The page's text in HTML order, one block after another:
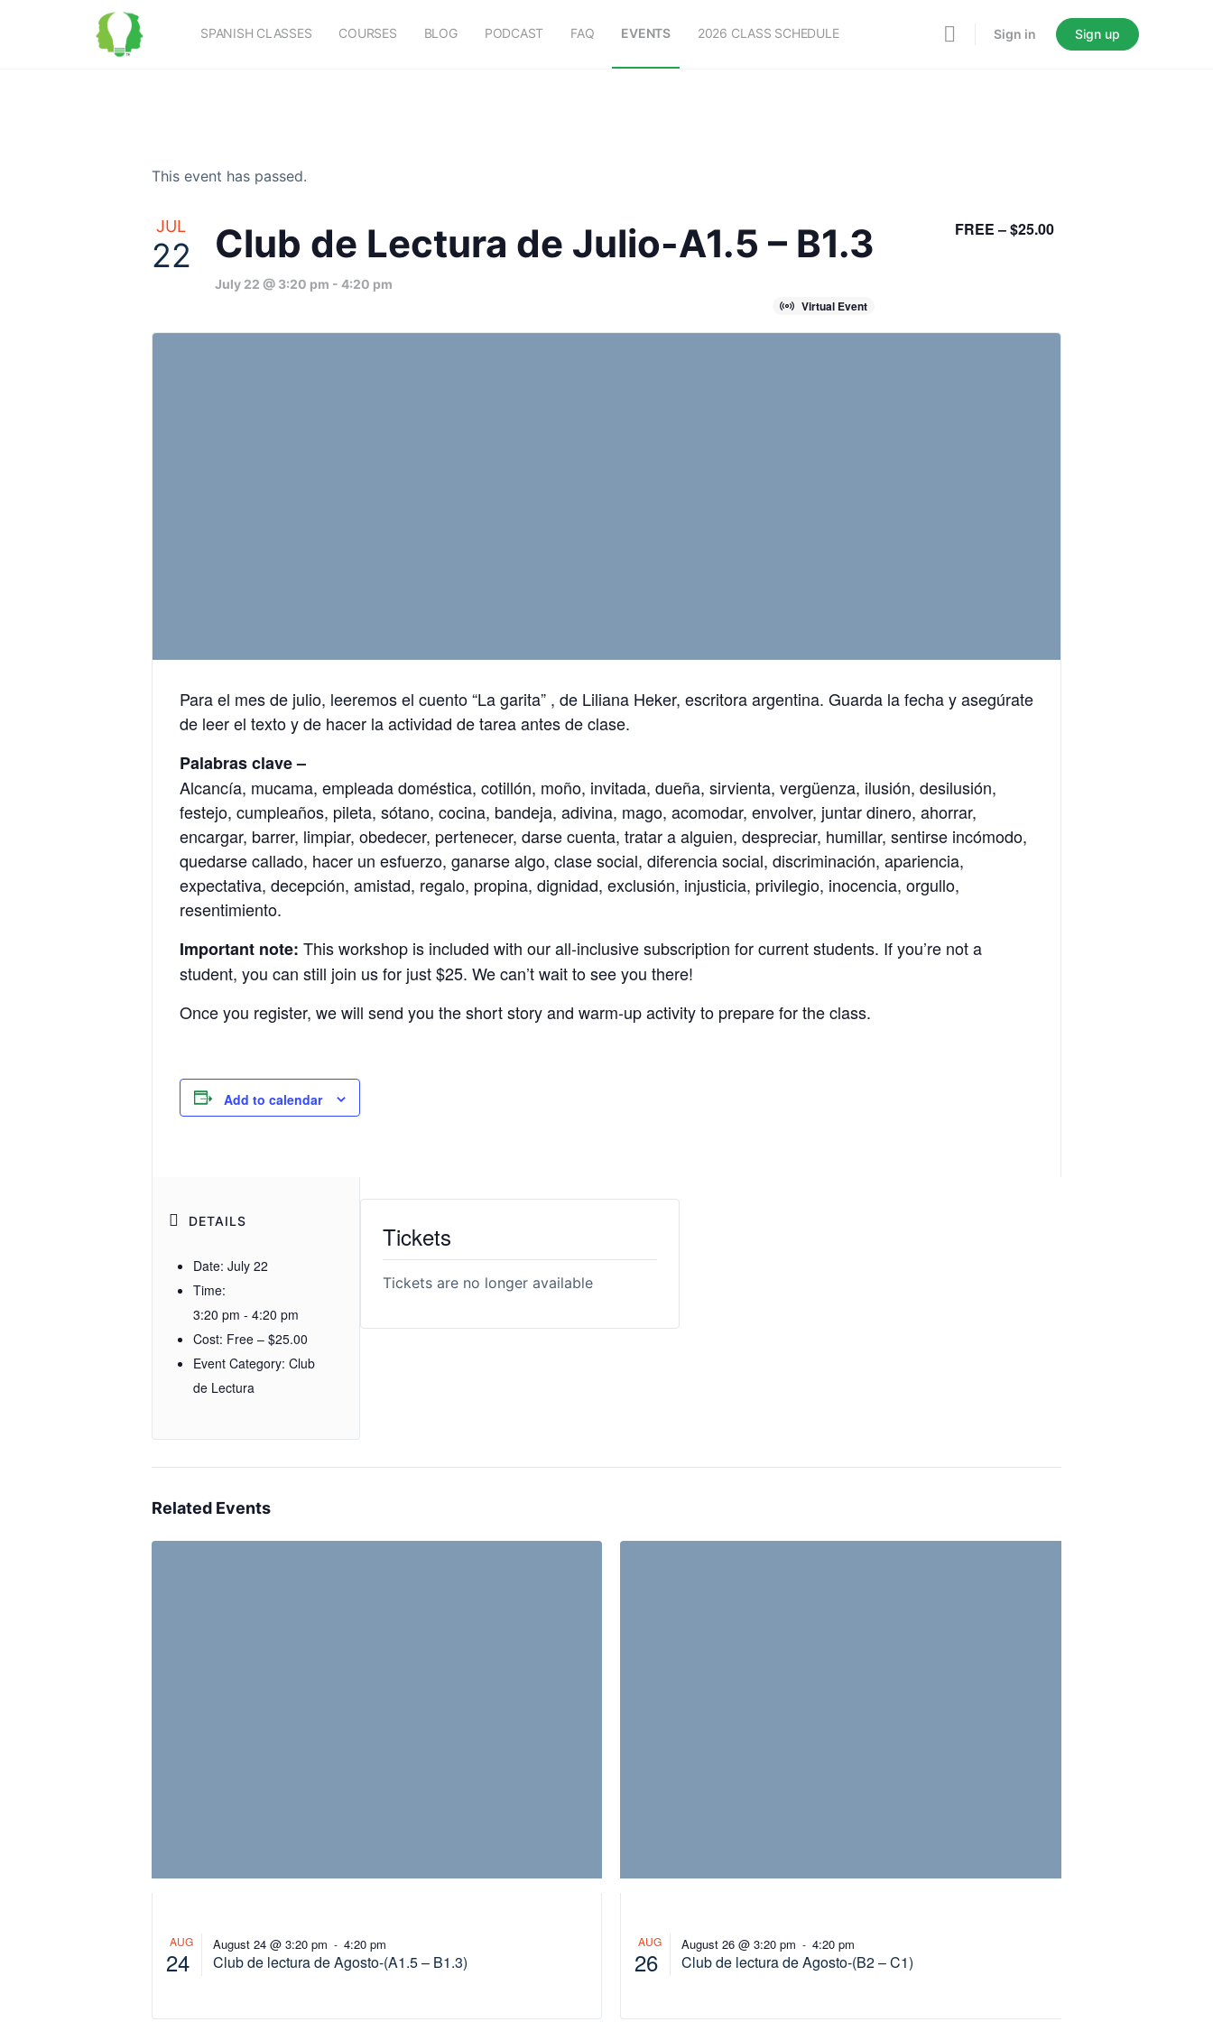
SPANISH CLASSES COURSES BLOG PODCAST FAQ EVENTS 2026 CLASS SCHEDULE Sign in Sign up
This event has passed.
JUL
22 Club de Lectura de Julio-A1.5 – B1.3
July 22 @ 3:20 pm - 4:20 pm
Virtual Event
FREE – $25.00
Para el mes de julio, leeremos el cuento “La garita” , de Liliana Heker, escritora argentina. Guarda la fecha y asegúrate
de leer el texto y de hacer la actividad de tarea antes de clase.
Palabras clave –
Alcancía, mucama, empleada doméstica, cotillón, moño, invitada, dueña, sirvienta, vergüenza, ilusión, desilusión,
festejo, cumpleaños, pileta, sótano, cocina, bandeja, adivina, mago, acomodar, envolver, juntar dinero, ahorrar,
encargar, barrer, limpiar, obedecer, pertenecer, darse cuenta, tratar a alguien, despreciar, humillar, sentirse incómodo,
quedarse callado, hacer un esfuerzo, ganarse algo, clase social, diferencia social, discriminación, apariencia,
expectativa, decepción, amistad, regalo, propina, dignidad, exclusión, injusticia, privilegio, inocencia, orgullo,
resentimiento.
Important note: This workshop is included with our all-inclusive subscription for current students. If you’re not a
student, you can still join us for just $25. We can’t wait to see you there!
Once you register, we will send you the short story and warm-up activity to prepare for the class.
Add to calendar
DETAILS
Date: July 22
Time:
3:20 pm - 4:20 pm
Cost: Free – $25.00
Event Category: Club
de Lectura
Tickets
Tickets are no longer available
Related Events
AUG
24
August 24 @ 3:20 pm - 4:20 pm
Club de lectura de Agosto-(A1.5 – B1.3)
AUG
26
August 26 @ 3:20 pm - 4:20 pm
Club de lectura de Agosto-(B2 – C1)